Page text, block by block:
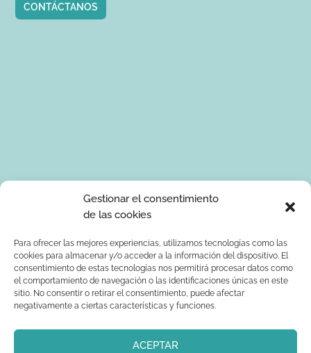
Gestionar el consentimiento
de las cookies
Para ofrecer las mejores experiencias, utilizamos tecnologías como las
cookies para almacenar y/o acceder a la información del dispositivo. El
consentimiento de estas tecnologías nos permitirá procesar datos como
el comportamiento de navegación o las identificaciones únicas en este
sitio. No consentir o retirar el consentimiento, puede afectar
negativamente a ciertas características y funciones.
ACEPTAR
CONTÁCTANOS
Tus datos de carácter personal serán tratados por Ponle Arte
para enviarte información sobre manualidades. La base legal
expreso. Tus serán tratados con seguridad y datos no serán
comunicados a terceros. Podrás ejercer los derechos de
acceso, rectificación, supresión, limitación al tratamiento y
oposición dirigiendo un correo electrónico a
info@ponlearte.com y adjuntando copia de su DNI. Para más